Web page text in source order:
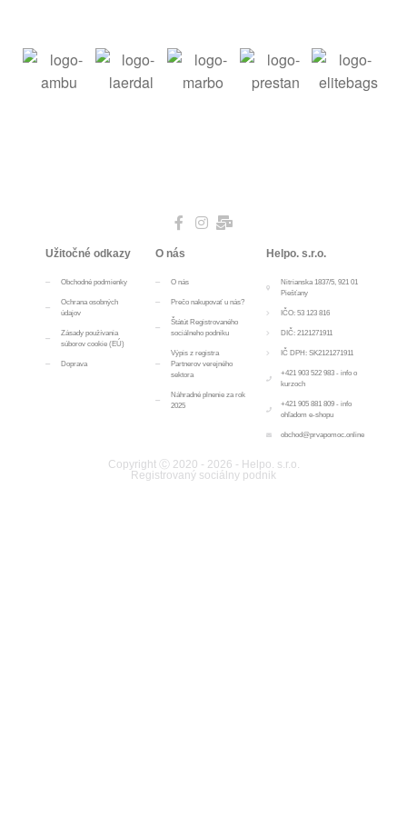
Užitočné odkazy
Obchodné podmienky
Ochrana osobných
údajov
Zásady používania
súborov cookie (EÚ)
Doprava
O nás
O nás
Prečo nakupovať u nás?
Štátút Registrovaného
sociálneho podniku
Výpis z registra
Partnerov verejného
sektora
Náhradné plnenie za rok
2025
Helpo. s.r.o.
Nitrianska 1837/5, 921 01
Piešťany
IČO: 53 123 816
DIČ: 2121271911
IČ DPH: SK2121271911
+421 903 522 983 - info o
kurzoch
+421 905 881 809 - info
ohľadom e-shopu
obchod@prvapomoc.online
Copyright Ⓒ 2020 - 2026 - Helpo. s.r.o.
Registrovaný sociálny podnik